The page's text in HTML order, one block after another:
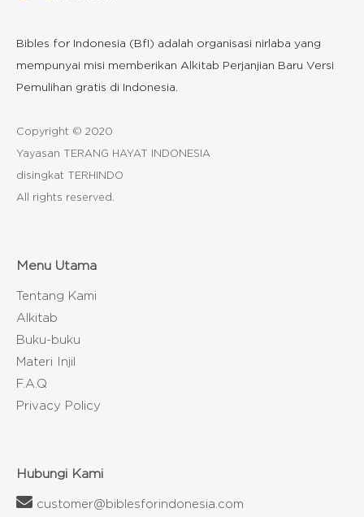
Bibles for Indonesia (BfI) adalah organisasi nirlaba yang
mempunyai misi memberikan Alkitab Perjanjian Baru Versi
Pemulihan gratis di Indonesia.
Copyright © 2020
Yayasan TERANG HAYAT INDONESIA
disingkat TERHINDO
All rights reserved.
Menu Utama
Tentang Kami
Alkitab
Buku-buku
Materi Injil
F.A.Q
Privacy Policy
Hubungi Kami
customer@biblesforindonesia.com